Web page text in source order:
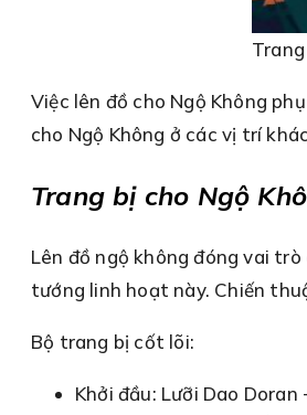
Việc lên đồ cho Ngộ Không
cho Ngộ Không ở các vị trí
Trang bị cho Ngộ
Lên đồ ngộ không đóng vai
tướng linh hoạt này. Chiến
Bộ trang bị cốt lõi:
Khởi đầu: Lưỡi Dao Doran